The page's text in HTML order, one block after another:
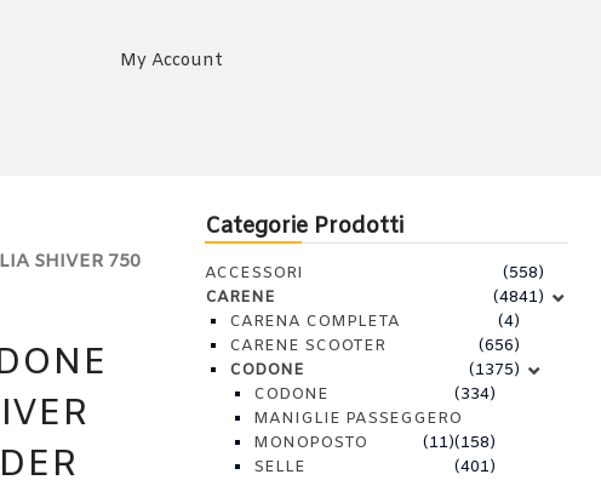
My Account
SHIVER 750
Categorie Prodotti
ACCESSORI
(558)
CARENE
(4841)
CARENA COMPLETA
(4)
CARENE SCOOTER
(656)
CODONE
(1375)
CODONE
(334)
MANIGLIE PASSEGGERO
(158)
MONOPOSTO
(11)
SELLE
(401)